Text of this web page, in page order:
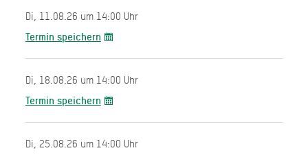
Di, 11.08.26 um 14:00 Uhr
Termin speichern
Di, 18.08.26 um 14:00 Uhr
Termin speichern
Di, 25.08.26 um 14:00 Uhr